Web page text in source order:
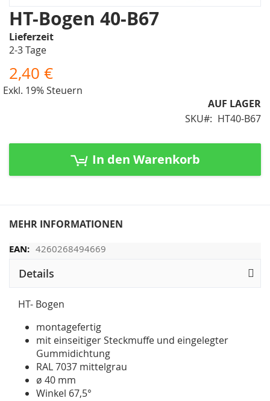
HT-Bogen 40-B67
Lieferzeit
2-3 Tage
2,40 €
Exkl. 19% Steuern
AUF LAGER
SKU
HT40-B67
In den Warenkorb
MEHR INFORMATIONEN
4260268494669
Zum
Anfang
der
Bildergalerie
springen
Details
HT- Bogen
montagefertig
mit einseitiger Steckmuffe und eingelegter
Gummidichtung
RAL 7037 mittelgrau
ø 40 mm
Winkel 67,5°